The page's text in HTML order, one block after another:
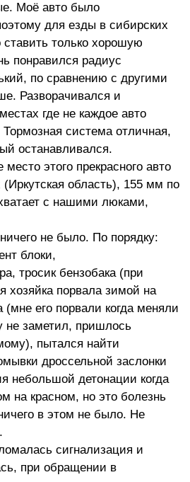
Моё авто было
для езды в сибирских
только хорошую
понравился радиус
по сравнению с другими
Разворачивался и
где не каждое авто
система отличная,
останавливался.
этого прекрасного авто
(Иркутская область), 155 мм по
с нашими люками,
не было. По порядку:
блоки,
тросик бензобака (при
хозяйка порвала зимой на
(мне его порвали когда меняли
не заметил, пришлось
пытался найти
дроссельной заслонки
небольшой детонации когда
на красном, но это болезнь
в этом не было. Не
сигнализация и
при обращении в